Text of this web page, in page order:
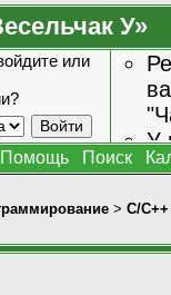
У»
или
У
Помощь Поиск
> C/C++